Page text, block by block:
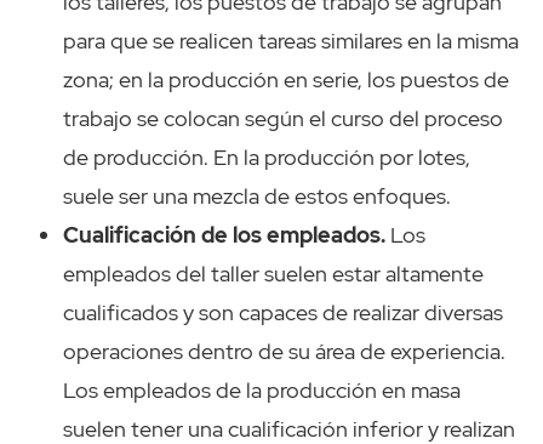
para que se realicen tareas similares en la misma
zona; en la producción en serie, los puestos de
trabajo se colocan según el curso del proceso
de producción. En la producción por lotes,
suele ser una mezcla de estos enfoques.
Cualificación de los empleados. Los
empleados del taller suelen estar altamente
cualificados y son capaces de realizar diversas
operaciones dentro de su área de experiencia.
Los empleados de la producción en masa
suelen tener una cualificación inferior y realizan